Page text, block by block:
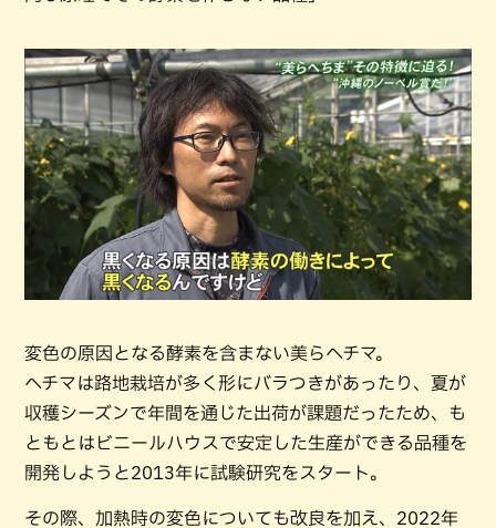
変色の原因となる酵素を含まない美らヘチマ。
ヘチマは路地栽培が多く形にバラつきがあったり、夏が
収穫シーズンで年間を通じた出荷が課題だったため、も
ともとはビニールハウスで安定した生産ができる品種を
開発しようと2013年に試験研究をスタート。
その際、加熱時の変色についても改良を加え、2022年